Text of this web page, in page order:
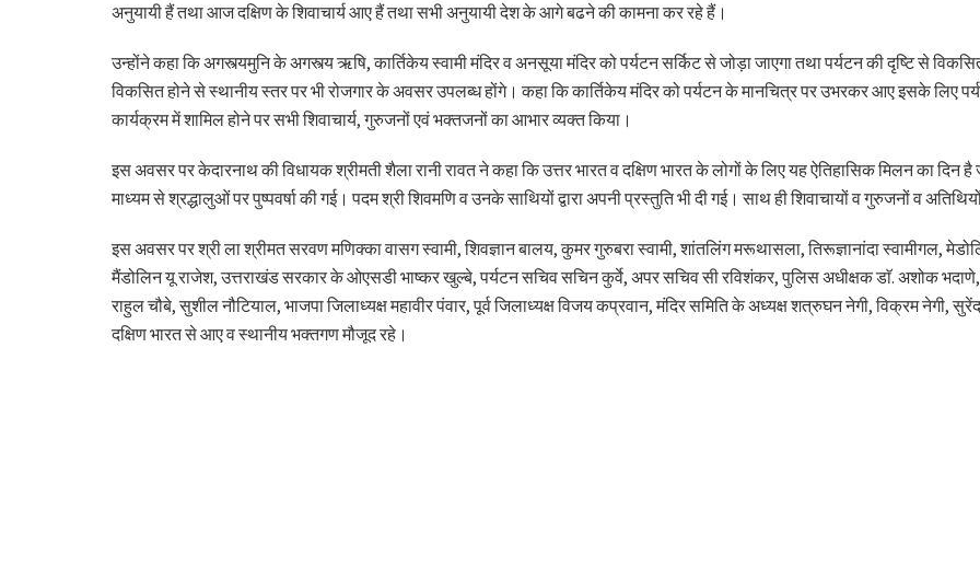
अनुयायी हैं तथा आज दक्षिण के शिवाचार्य आए हैं तथा सभी अनुयायी देश के आगे बढने की कामना कर रहे हैं।
उन्होंने कहा कि अगस्त्यमुनि के अगस्त्य ऋषि, कार्तिकेय स्वामी मंदिर व अनसूया मंदिर को पर्यटन सर्किट से जोड़ा जाएगा तथा पर्यटन की दृष्टि से
विकसित होने से स्थानीय स्तर पर भी रोजगार के अवसर उपलब्ध होंगे। कहा कि कार्तिकेय मंदिर को पर्यटन के मानचित्र पर उभरकर आए इसके लिए
कार्यक्रम में शामिल होने पर सभी शिवाचार्य, गुरुजनों एवं भक्तजनों का आभार व्यक्त किया।
इस अवसर पर केदारनाथ की विधायक श्रीमती शैला रानी रावत ने कहा कि उत्तर भारत व दक्षिण भारत के लोगों के लिए यह ऐतिहासिक मिलन का
माध्यम से श्रद्धालुओं पर पुष्पवर्षा की गई। पदम श्री शिवमणि व उनके साथियों द्वारा अपनी प्रस्तुति भी दी गई। साथ ही शिवाचायों व गुरुजनों व
इस अवसर पर श्री ला श्रीमत सरवण मणिक्का वासग स्वामी, शिवज्ञान बालय, कुमर गुरुबरा स्वामी, शांतलिंग मरूथासला, तिरूज्ञानांदा स्वामीगल,
मैंडोलिन यू राजेश, उत्तराखंड सरकार के ओएसडी भाष्कर खुल्बे, पर्यटन सचिव सचिन कुर्वे, अपर सचिव सी रविशंकर, पुलिस अधीक्षक डाॅ. अशोक भदाणे,
राहुल चौबे, सुशील नौटियाल, भाजपा जिलाध्यक्ष महावीर पंवार, पूर्व जिलाध्यक्ष विजय कप्रवान, मंदिर समिति के अध्यक्ष शत्रुघन नेगी, विक्रम नेगी,
दक्षिण भारत से आए व स्थानीय भक्तगण मौजूद रहे।